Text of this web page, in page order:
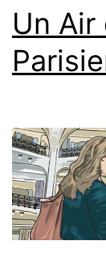
Un Air